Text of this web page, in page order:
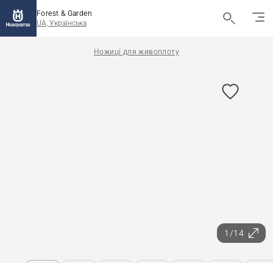
Forest & Garden
UA, Українська
Ножиці для живоплоту
1/14